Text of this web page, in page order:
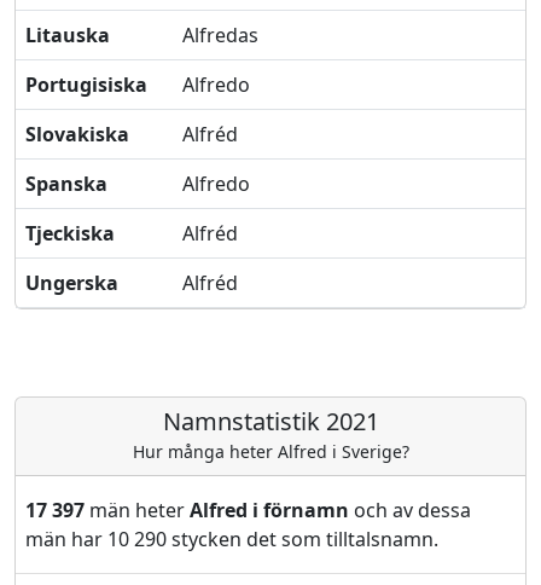
Litauska
Alfredas
Portugisiska
Alfredo
Slovakiska
Alfréd
Spanska
Alfredo
Tjeckiska
Alfréd
Ungerska
Alfréd
Namnstatistik 2021
Hur många heter Alfred i Sverige?
17 397 män heterAlfred i förnamn och av dessa
män har 10 290 stycken det som tilltalsnamn.